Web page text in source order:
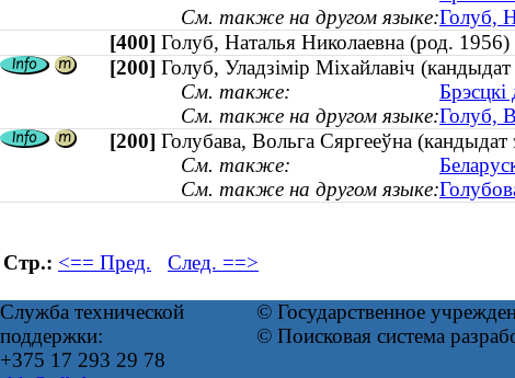
См. также на другом языке:Голуб,
[400] Голуб, Наталья Николаевна (род.
[200] Голуб, Уладзімір Міхайлавіч
См. также:
См. также на другом языке:Голуб,
[200] Голубава, Вольга Сяргееўна
См. также:
См. также на другом языке:
Стр.: <== Пред. След. ==>
Служба технической
поддержки:
+375 17 293 29 78
© Государственное
© Поисковая система